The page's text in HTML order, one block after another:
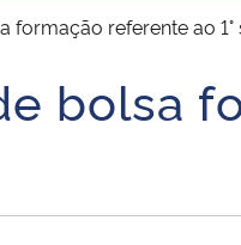
Central do Brasil
referente ao
bolsa